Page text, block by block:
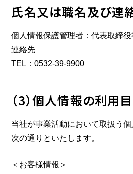
氏名又は職名及び連
個人情報保護管理者：代表取締
連絡先
TEL：0532-39-9900
（3）個人情報の利用
当社が事業活動において取扱う個
次の通りといたします。
＜お客様情報＞